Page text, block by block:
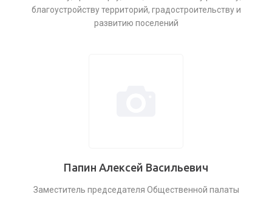
благоустройству территорий, градостроительству и
развитию поселений
Папин Алексей Васильевич
Заместитель председателя Общественной палаты